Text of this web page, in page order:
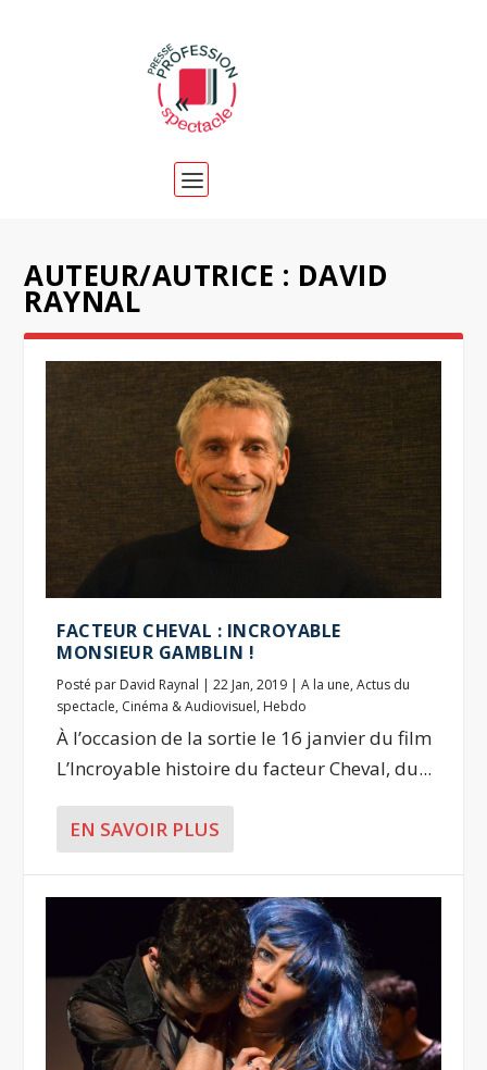
AUTEUR/AUTRICE : DAVID
RAYNAL
FACTEUR CHEVAL : INCROYABLE
MONSIEUR GAMBLIN !
Posté par David Raynal |22 Jan, 2019 |A la une,Actus du
spectacle, Cinéma & Audiovisuel, Hebdo
À l’occasion de la sortie le 16 janvier du film
L’Incroyable histoire du facteur Cheval, du...
EN SAVOIR PLUS